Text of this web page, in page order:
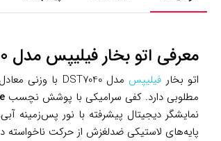
معرفی اتو بخار فیلیپس مدل PHILIPS DST7040
اتو بخار فیلیپس
مطلوبی دارد. کفی سرامیکی با پوشش نچسب
نمایشگر دیجیتال پیشرفته با نور پس‌زمینه
پایه‌های لاستیکی ضدلغزش از حرکت ناخواسته